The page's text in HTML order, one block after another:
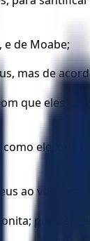
e de Moabe;
mas de
que eles
ele,
ao vos
por isso